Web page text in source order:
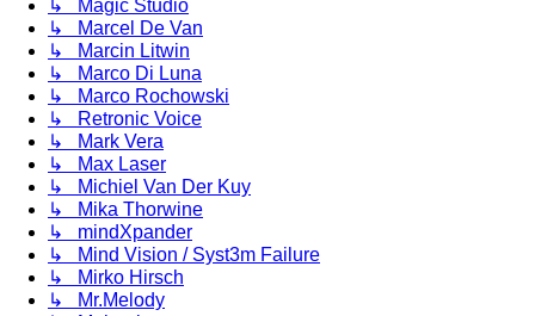
↳ Magic Studio
↳ Marcel De Van
↳ Marcin Litwin
↳ Marco Di Luna
↳ Marco Rochowski
↳ Retronic Voice
↳ Mark Vera
↳ Max Laser
↳ Michiel Van Der Kuy
↳ Mika Thorwine
↳ mindXpander
↳ Mind Vision / Syst3m Failure
↳ Mirko Hirsch
↳ Mr.Melody